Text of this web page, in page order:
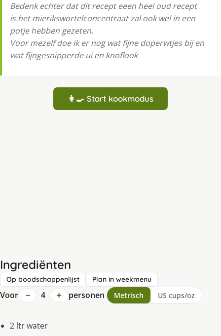
Bedenk echter dat dit recept eeen heel oud recept
is.het mierikswortelconcentraat zal ook wel in een
potje hebben gezeten.
Voor mezelf doe ik er nog wat fijne doperwtjes bij en
wat fijngesnipperde ui en knoflook
👩‍🍳 Start kookmodus
Ingrediënten
Op boodschappenlijst Plan in weekmenu
Voor − 4 + personen Metrisch US cups/oz
2 ltr water